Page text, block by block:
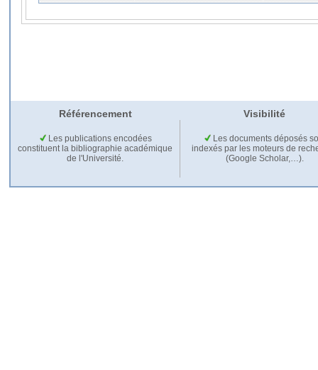
Référencement Visibilité
Les publications encodées
constituent la bibliographie académique
de l'Université.
Les documents déposés
indexés par les moteurs de
(Google Scholar,…).